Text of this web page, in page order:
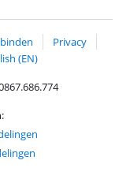
Privacy
(EN)